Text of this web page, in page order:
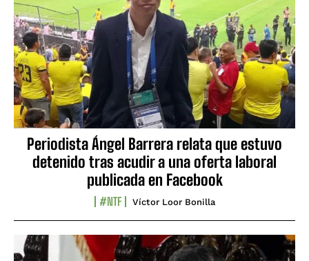
Periodista Ángel Barrera relata que estuvo
detenido tras acudir a una oferta laboral
publicada en Facebook
#NTF Víctor Loor Bonilla